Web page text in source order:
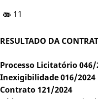
11
RESULTADO DA
Processo Licitatório 046/
Inexigibilidade 016/2024
Contrato 121/2024